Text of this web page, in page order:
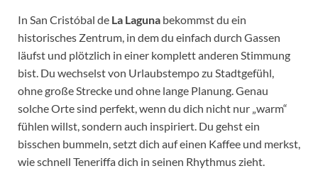
In San Cristóbal de La Laguna bekommst du ein
historisches Zentrum, in dem du einfach durch Gassen
läufst und plötzlich in einer komplett anderen Stimmung
bist. Du wechselst von Urlaubstempo zu Stadtgefühl,
ohne große Strecke und ohne lange Planung. Genau
solche Orte sind perfekt, wenn du dich nicht nur „warm“
fühlen willst, sondern auch inspiriert. Du gehst ein
bisschen bummeln, setzt dich auf einen Kaffee und merkst,
wie schnell Teneriffa dich in seinen Rhythmus zieht.